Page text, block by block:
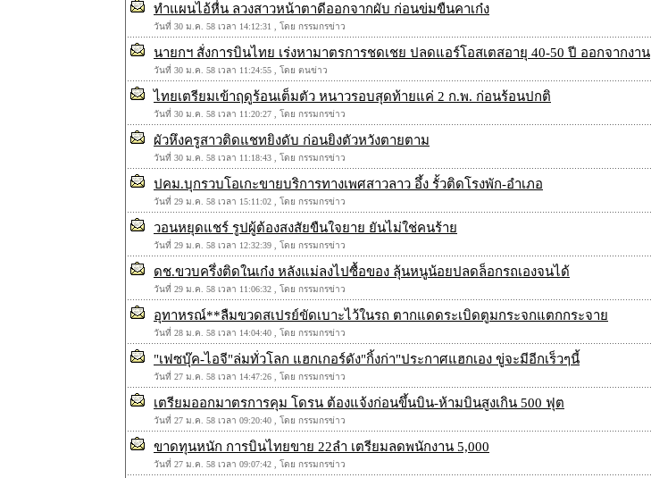
ทำแผนไอ้หื่น ลวงสาวหน้าตาดีออกจากผับ ก่อนข่มขืนคาเก๋ง
วันที่ 30 ม.ค. 58 เวลา 14:12:31 , โดย กรรมกรข่าว
นายกฯ สั่งการบินไทย เร่งหามาตรการชดเชย ปลดแอร์โอสเตสอายุ 40-50 ปี ออกจากงาน
วันที่ 30 ม.ค. 58 เวลา 11:24:55 , โดย ตนข่าว
ไทยเตรียมเข้าฤดูร้อนเต็มตัว หนาวรอบสุดท้ายแค่ 2 ก.พ. ก่อนร้อนปกติ
วันที่ 30 ม.ค. 58 เวลา 11:20:27 , โดย กรรมกรข่าว
ผัวหึงครูสาวติดแชทยิงดับ ก่อนยิงตัวหวังตายตาม
วันที่ 30 ม.ค. 58 เวลา 11:18:43 , โดย กรรมกรข่าว
ปคม.บุกรวบโอเกะขายบริการทางเพศสาวลาว อึ้ง รั้วติดโรงพัก-อำเภอ
วันที่ 29 ม.ค. 58 เวลา 15:11:02 , โดย กรรมกรข่าว
วอนหยุดแชร์ รูปผู้ต้องสงสัยขืนใจยาย ยันไม่ใช่คนร้าย
วันที่ 29 ม.ค. 58 เวลา 12:32:39 , โดย กรรมกรข่าว
ดช.ขวบครึ่งติดในเก๋ง หลังแม่ลงไปซื้อของ ลุ้นหนูน้อยปลดล็อกรถเองจนได้
วันที่ 29 ม.ค. 58 เวลา 11:06:32 , โดย กรรมกรข่าว
อุทาหรณ์**ลืมขวดสเปรย์ขัดเบาะไว้ในรถ ตากแดดระเบิดตูมกระจกแตกกระจาย
วันที่ 28 ม.ค. 58 เวลา 14:04:40 , โดย กรรมกรข่าว
"เฟซบุ๊ค-ไอจี"ล่มทั่วโลก แฮกเกอร์ดัง"กิ้งก่า"ประกาศแฮกเอง ขู่จะมีอีกเร็วๆนี้
วันที่ 27 ม.ค. 58 เวลา 14:47:26 , โดย กรรมกรข่าว
เตรียมออกมาตรการคุม โดรน ต้องแจ้งก่อนขึ้นบิน-ห้ามบินสูงเกิน 500 ฟุต
วันที่ 27 ม.ค. 58 เวลา 09:20:40 , โดย กรรมกรข่าว
ขาดทุนหนัก การบินไทยขาย 22ลำ เตรียมลดพนักงาน 5,000
วันที่ 27 ม.ค. 58 เวลา 09:07:42 , โดย กรรมกรข่าว